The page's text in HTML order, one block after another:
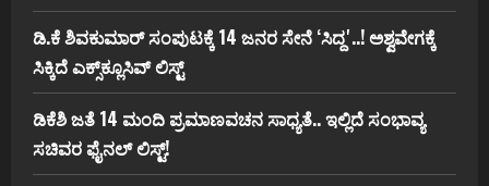
ಡಿ.ಕೆ ಶಿವಕುಮಾರ್‌ ಸಂಪುಟಕ್ಕೆ 14 ಜನರ ಸೇನೆ ʻಸಿದ್ದʼ..! ಅಶ್ವವೇಗಕ್ಕೆ
ಸಿಕ್ಕಿದೆ ಎಕ್ಸ್‌ಕ್ಲೂಸಿವ್‌ ಲಿಸ್ಟ್‌
ಡಿಕೆಶಿ ಜತೆ 14 ಮಂದಿ ಪ್ರಮಾಣವಚನ ಸಾಧ್ಯತೆ.. ಇಲ್ಲಿದೆ ಸಂಭಾವ್ಯ
ಸಚಿವರ ಫೈನಲ್ ಲಿಸ್ಟ್‌!